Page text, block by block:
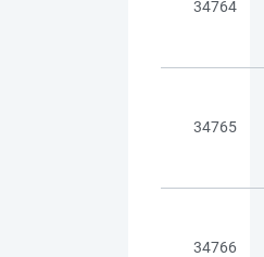
34764
34765
34766